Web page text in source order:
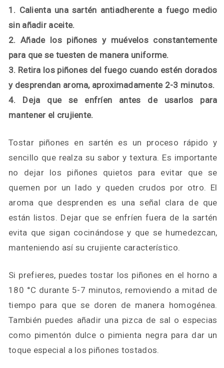
1. Calienta una sartén antiadherente a fuego medio
sin añadir aceite.
2. Añade los piñones y muévelos constantemente
para que se tuesten de manera uniforme.
3. Retira los piñones del fuego cuando estén dorados
y desprendan aroma, aproximadamente 2-3 minutos.
4. Deja que se enfríen antes de usarlos para
mantener el crujiente.
Tostar piñones en sartén es un proceso rápido y
sencillo que realza su sabor y textura. Es importante
no dejar los piñones quietos para evitar que se
quemen por un lado y queden crudos por otro. El
aroma que desprenden es una señal clara de que
están listos. Dejar que se enfríen fuera de la sartén
evita que sigan cocinándose y que se humedezcan,
manteniendo así su crujiente característico.
Si prefieres, puedes tostar los piñones en el horno a
180 °C durante 5-7 minutos, removiendo a mitad de
tiempo para que se doren de manera homogénea.
También puedes añadir una pizca de sal o especias
como pimentón dulce o pimienta negra para dar un
toque especial a los piñones tostados.